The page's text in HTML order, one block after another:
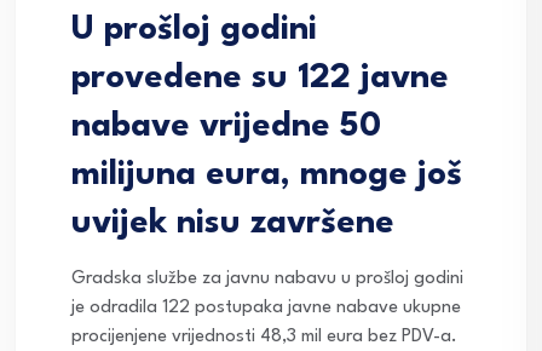
U prošloj godini
provedene su 122 javne
nabave vrijedne 50
milijuna eura, mnoge još
uvijek nisu završene
Gradska službe za javnu nabavu u prošloj godini
je odradila 122 postupaka javne nabave ukupne
procijenjene vrijednosti 48,3 mil eura bez PDV-a.